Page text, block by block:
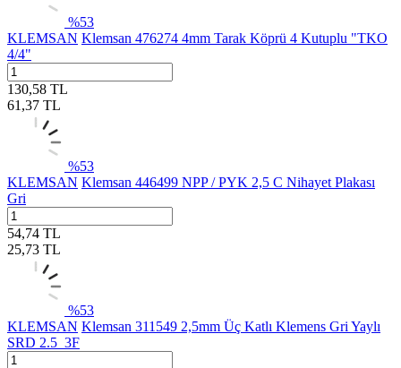
%53
KLEMSAN Klemsan 476274 4mm Tarak Köprü 4 Kutuplu "TKO
4/4"
130,58 TL
61,37 TL
%53
KLEMSAN Klemsan 446499 NPP / PYK 2,5 C Nihayet Plakası
Gri
54,74 TL
25,73 TL
%53
KLEMSAN Klemsan 311549 2,5mm Üç Katlı Klemens Gri Yaylı
SRD 2.5_3F